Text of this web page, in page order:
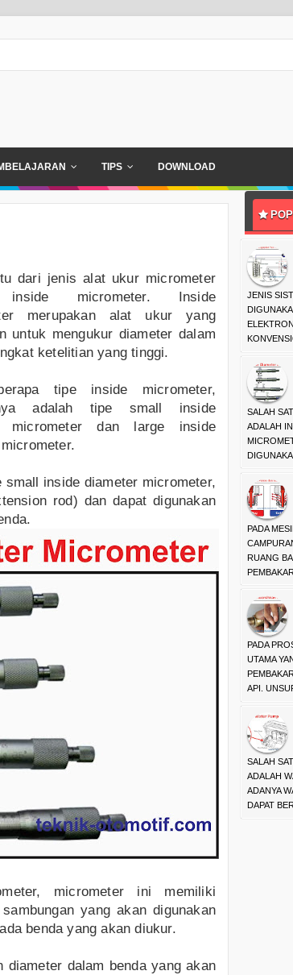
TIPS DOWNLOAD
dari jenis alat ukur micrometer
inside micrometer. Inside
merupakan alat ukur yang
untuk mengukur diameter dalam
ketelitian yang tinggi.
tipe inside micrometer,
adalah tipe small inside
micrometer dan large inside
small inside diameter micrometer,
rod) dan dapat digunakan
micrometer ini memiliki
yang akan digunakan
benda yang akan diukur.
diameter dalam benda yang akan
JENIS
SALAH
ADALAH
PADA
RUANG
PADA
UTAMA
API.
SALAH
ADALAH
ADANYA
DAPAT